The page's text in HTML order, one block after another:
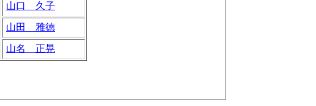
山口 久子
山田 雅徳
山名 正晃